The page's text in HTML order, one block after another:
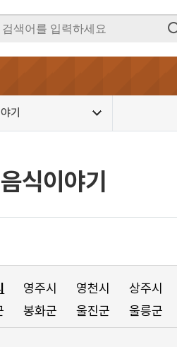
기
식이야기
영주시 영천시 상주시
봉화군 울진군
울릉군